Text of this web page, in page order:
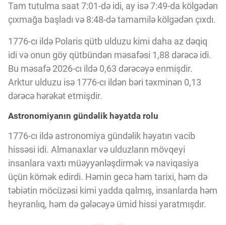
Tam tutulma saat 7:01-də idi, ay isə 7:49-da kölgədən
çıxmağa başladı və 8:48-də tamamilə kölgədən çıxdı.
1776-cı ildə Polaris qütb ulduzu kimi daha az dəqiq
idi və onun göy qütbündən məsafəsi 1,88 dərəcə idi.
Bu məsafə 2026-cı ildə 0,63 dərəcəyə enmişdir.
Arktur ulduzu isə 1776-cı ildən bəri təxminən 0,13
dərəcə hərəkət etmişdir.
Astronomiyanın gündəlik həyatda rolu
1776-cı ildə astronomiya gündəlik həyatın vacib
hissəsi idi. Almanaxlar və ulduzların mövqeyi
insanlara vaxtı müəyyənləşdirmək və naviqasiya
üçün kömək edirdi. Həmin gecə həm tarixi, həm də
təbiətin möcüzəsi kimi yadda qalmış, insanlarda həm
heyranlıq, həm də gələcəyə ümid hissi yaratmışdır.